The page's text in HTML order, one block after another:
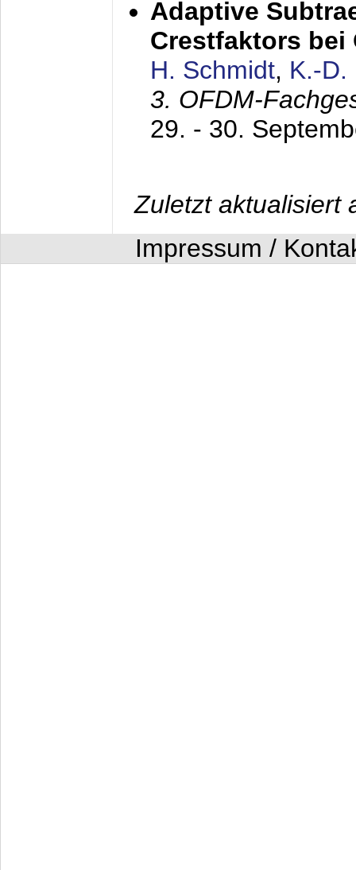
Adaptive
Crestfaktors bei
H. Schmidt, K.-D.
3. OFDM-
29. - 30.
Zuletzt aktualisiert
Impressum /